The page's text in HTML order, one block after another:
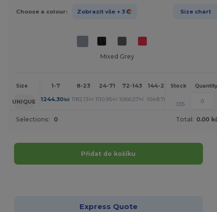
Choose a colour: Zobrazit vše + 3 Size chart
Mixed Grey
Size 1-7 8-23 24-71 72-143 144-287 288 + More
Stock Quantity
UNIQUE 1244.30kč 1182.13 kč 1110.95 kč 1066.57 kč 1048.78
335
Selections: 0 Total: 0.00
Přidat do košíku
Express Quote